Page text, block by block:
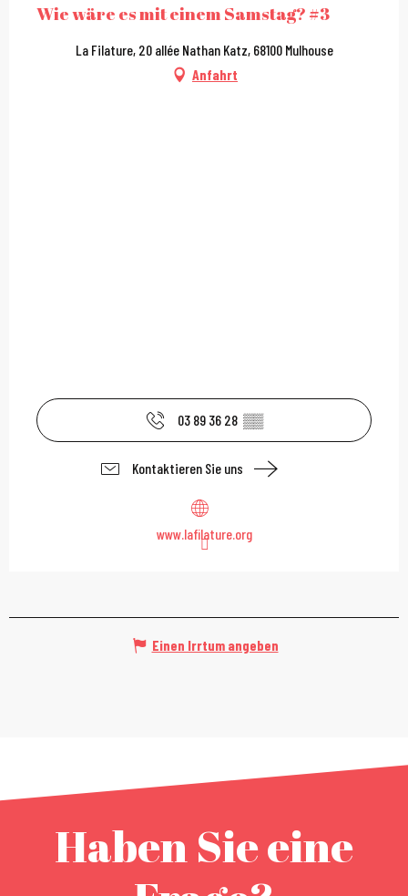
Wie wäre es mit einem Samstag? #3
La Filature, 20 allée Nathan Katz, 68100 Mulhouse
Anfahrt
03 89 36 28 ▒▒
Kontaktieren Sie uns
www.lafilature.org
Einen Irrtum angeben
Haben Sie eine